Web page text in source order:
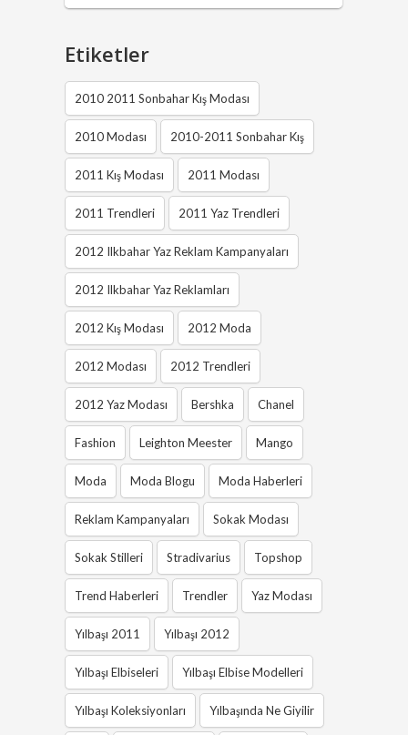
Etiketler
2010 2011 Sonbahar Kış Modası
2010 Modası 2010-2011 Sonbahar Kış
2011 Kış Modası 2011 Modası
2011 Trendleri 2011 Yaz Trendleri
2012 Ilkbahar Yaz Reklam Kampanyaları
2012 Ilkbahar Yaz Reklamları
2012 Kış Modası 2012 Moda
2012 Modası 2012 Trendleri
2012 Yaz Modası Bershka Chanel
Fashion Leighton Meester Mango
Moda Moda Blogu Moda Haberleri
Reklam Kampanyaları Sokak Modası
Sokak Stilleri Stradivarius Topshop
Trend Haberleri Trendler Yaz Modası
Yılbaşı 2011 Yılbaşı 2012
Yılbaşı Elbiseleri Yılbaşı Elbise Modelleri
Yılbaşı Koleksiyonları Yılbaşında Ne Giyilir